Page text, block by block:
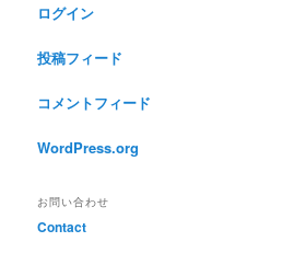
ログイン
投稿フィード
コメントフィード
WordPress.org
お問い合わせ
Contact